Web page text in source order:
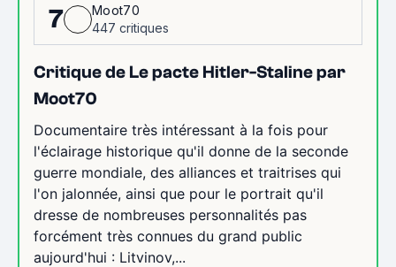
7
Moot70
447 critiques
Critique de Le pacte Hitler-Staline par
Moot70
Documentaire très intéressant à la fois pour
l'éclairage historique qu'il donne de la seconde
guerre mondiale, des alliances et traitrises qui
l'on jalonnée, ainsi que pour le portrait qu'il
dresse de nombreuses personnalités pas
forcément très connues du grand public
aujourd'hui : Litvinov,...